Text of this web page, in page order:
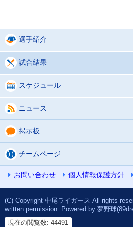
選手紹介
試合結果
スケジュール
ニュース
掲示板
チームページ
お問い合わせ 個人情報保護方針
(C) Copyright 中尾ライガース All rights
written permission. Powered by 夢野球
現在の閲覧数: 44491